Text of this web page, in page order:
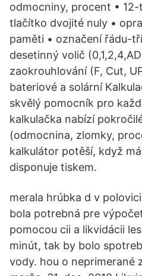
odmocniny, procent • 12-
tlačítko dvojité nuly •
paměti • označení řádu-
desetinný volič
zaokrouhlování (F, Cut,
bateriové a solární
skvělý pomocník pro
kalkulačka nabízí
(odmocnina, zlomky,
kalkulátor potěší, když
disponuje tiskem.
merala hrúbka d v
bola potrebná pre
pomocou cii a likvidácii
minút, tak by bolo
vody. hou o neprimerané